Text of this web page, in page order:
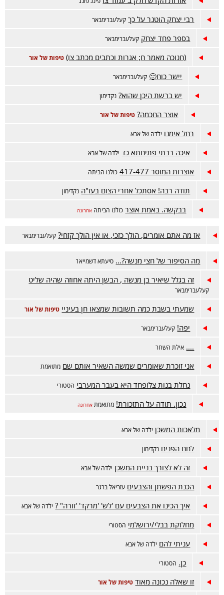
רבי יצחק הוטנר על כך קעלעברימבאר
בספר פחד יצחק קעלעברימבאר
(חנוכה מאמר ח; אגרות וכתבים מכתב צו) טיפות של אור
יישר כוח🙂 קעלעברימבאר
יש ברשת היכן שהוא? נקדימון
אוצר החכמה? טיפות של אור
רחל אימנו ילדה של אבא
איכה רבתי פתיחתא כד ילדה של אבא
אוצרות המוסר 417-477 כולנו הביתה
תודה רבה! אסתכל אחרי הצום בעז"ה נקדימון
בבקשה. באמת אוצר כולנו הביתה אחרונה
אז מה אתם אומרים, הולך כזכי, או אין הולך קזחי? קעלעברימבאר
מה הסיפור של חצי מנשה?… סיעתא דשמייא1
זה בגלל שיאיר בן מנשה , הבשן היתה אחוזה שהיה שליט
קעלעברימבאר
שמעתי בשבת כמה תשובות שמצאו חן בעיניי טיפות של אור
יפה! קעלעברימבאר
.... אילת השחר
אני זוכרת שאומרים שמשה השאיר אותם שם מתואמת
נחלת בנות צלופחד היא בעבר המערבי הסטורי
נכון. תודה על התזכורת! מתואמת אחרונה
מלאכות המשכן ילדה של אבא
לחם הפנים נקדימון
זה לא לצורך בניית המשכן ילדה של אבא
הכנת הפשתן והצבעים עזריאל ברגר
איך הכינו את הצבעים עם 'לש' 'מרקד' 'זורה" ? ילדה של אבא
מחלוקת בבלי/ירושלמי הסטורי
עניתי להם ילדה של אבא
כן. הסטורי
זו שאלה נכונה מאוד טיפות של אור